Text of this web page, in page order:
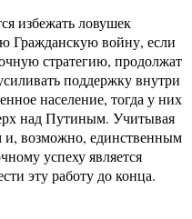
избежать ловушек
Гражданскую войну, если
стратегию, продолжат
поддержку внутри
население, тогда у них
над Путиным. Учитывая
и, возможно, единственным
успеху является
эту работу до конца.